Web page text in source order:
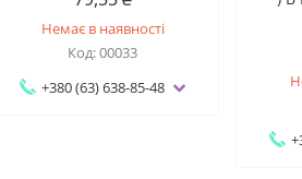
Немає в наявності
00033
+380 (63) 638-85-48